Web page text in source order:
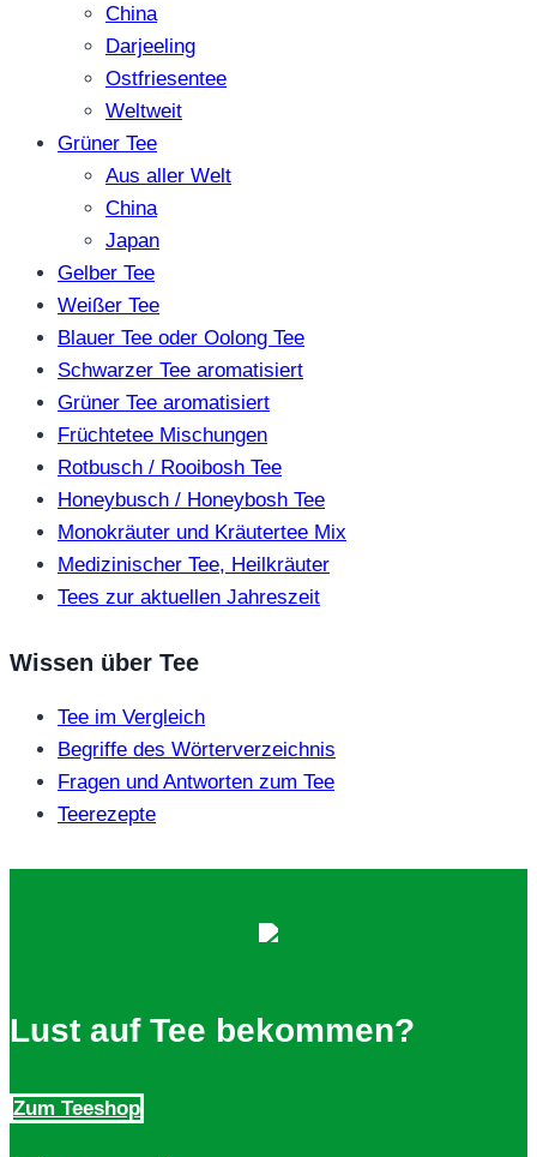
China
Darjeeling
Ostfriesentee
Weltweit
Grüner Tee
Aus aller Welt
China
Japan
Gelber Tee
Weißer Tee
Blauer Tee oder Oolong Tee
Schwarzer Tee aromatisiert
Grüner Tee aromatisiert
Früchtetee Mischungen
Rotbusch / Rooibosh Tee
Honeybusch / Honeybosh Tee
Monokräuter und Kräutertee Mix
Medizinischer Tee, Heilkräuter
Tees zur aktuellen Jahreszeit
Wissen über Tee
Tee im Vergleich
Begriffe des Wörterverzeichnis
Fragen und Antworten zum Tee
Teerezepte
Lust auf Tee bekommen?
Zum Teeshop